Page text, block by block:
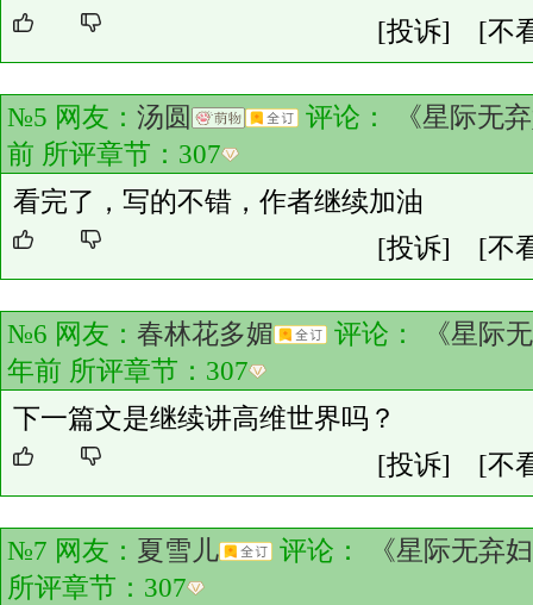
[投诉] [不
№5 网友： 汤圆 评论：
《星际无
前 所评章节： 307
看完了，写的不错，作者继续加油
[投诉]
[不
№6 网友： 春林花多媚 评论：
《星际
年前 所评章节： 307
下一篇文是继续讲高维世界吗？
[投诉]
[不
№7 网友： 夏雪儿 评论：
《星际无弃
所评章节： 307